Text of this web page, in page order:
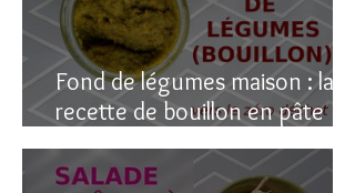
Fond de légumes maison : la
recette de bouillon en pâte
(sain & facile)